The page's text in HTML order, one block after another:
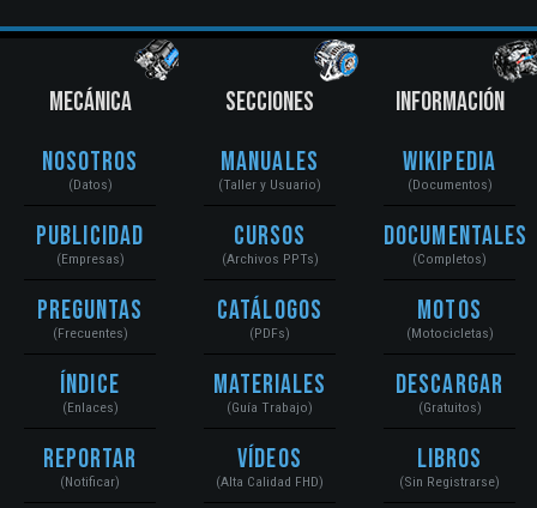
MECÁNICA
Nosotros
(Datos)
Publicidad
(Empresas)
Preguntas
(Frecuentes)
Índice
(Enlaces)
Reportar
(Notificar)
SECCIONES
Manuales
(Taller y Usuario)
Cursos
(Archivos PPTs)
Catálogos
(PDFs)
Materiales
(Guía Trabajo)
Vídeos
(Alta Calidad FHD)
INFORMACIÓN
Wikipedia
(Documentos)
Documentales
(Completos)
Motos
(Motocicletas)
Descargar
(Gratuitos)
Libros
(Sin Registrarse)